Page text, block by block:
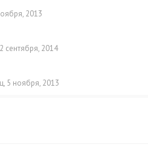
2013
сентября, 2014
, 5 ноября, 2013